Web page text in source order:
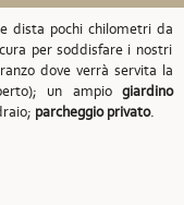
dista pochi chilometri da
per soddisfare i nostri
dove verrà servita la
un ampio giardino
parcheggio privato.